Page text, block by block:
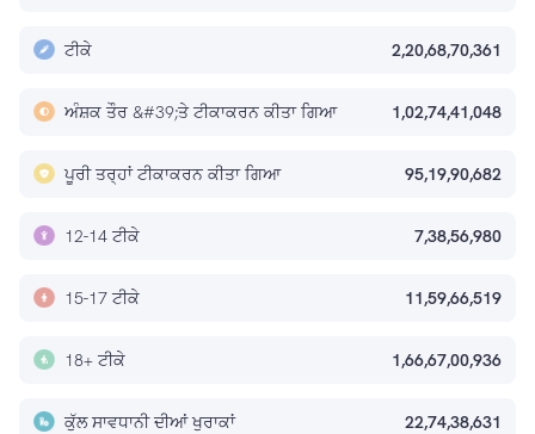
ਟੀਕੇ 2,20,68,70,361
ਅੰਸ਼ਕ ਤੌਰ &#39;ਤੇ ਟੀਕਾਕਰਨ ਕੀਤਾ ਗਿਆ 1,02,74,41,048
ਪੂਰੀ ਤਰ੍ਹਾਂ ਟੀਕਾਕਰਨ ਕੀਤਾ ਗਿਆ 95,19,90,682
12-14 ਟੀਕੇ 7,38,56,980
15-17 ਟੀਕੇ 11,59,66,519
18+ ਟੀਕੇ 1,66,67,00,936
ਕੁੱਲ ਸਾਵਧਾਨੀ ਦੀਆਂ ਖੁਰਾਕਾਂ 22,74,38,631